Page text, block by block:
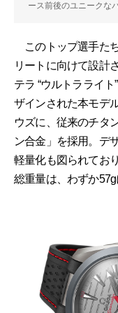
ース前後のユニークな
このトップ選手た
リートに向けて設計
テラ “ウルトラライ
ザインされた本モデ
ウズに、従来のチタ
ン合金」を採用。デ
軽量化も図られてお
総重量は、わずか57g